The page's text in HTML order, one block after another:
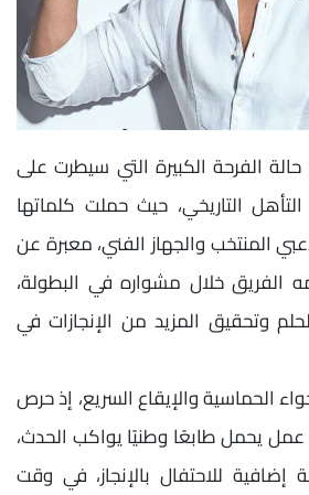
الفرحة الكبيرة التي سيطرت على
التاريخي، حيث حملت كلماتها
المنتخب والجهاز الفني، معبرة عن
الفريق خلال مشواره في البطولة،
وتحقيق المزيد من الإنجازات في
الحماسية والإيقاع السريع، إذ حرص
يحمل طابعًا وطنيًا يواكب الحدث،
للاحتفال بالإنجاز، في وقت